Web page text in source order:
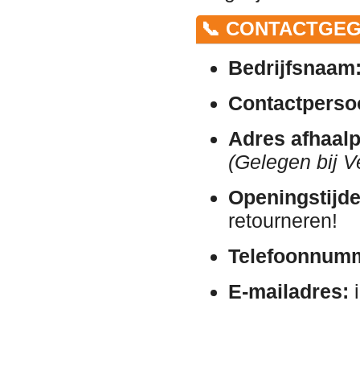
📞
Adres
(Gelegen bij
retourneren!
E-mailadres: